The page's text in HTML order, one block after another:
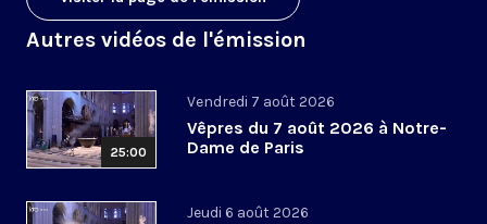
Autres vidéos de l'émission
25:00
Vendredi 7 août 2026
Vêpres du 7 août 2026 à Notre-
Dame de Paris
Jeudi 6 août 2026